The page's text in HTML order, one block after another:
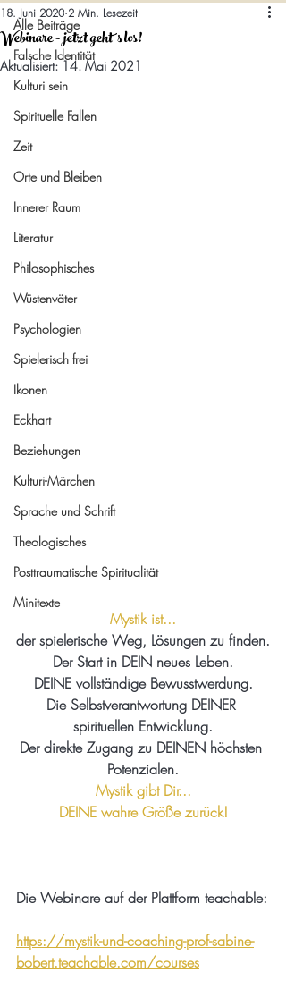
Alle Beiträge
Falsche Identität
Kulturi sein
Spirituelle Fallen
Zeit
Orte und Bleiben
Innerer Raum
Literatur
Philosophisches
Wüstenväter
Psychologien
Spielerisch frei
Ikonen
Eckhart
Beziehungen
Kulturi-Märchen
Sprache und Schrift
Theologisches
Posttraumatische Spiritualität
Minitexte
Webinare - jetzt geht´s los!
18. Juni 2020 2 Min. Lesezeit
Aktualisiert:14. Mai 2021
Mystik ist...
der spielerische Weg, Lösungen zu finden.
Der Start in DEIN neues Leben.
DEINE vollständige Bewusstwerdung.
Die Selbstverantwortung DEINER
spirituellen Entwicklung.
Der direkte Zugang zu DEINEN höchsten
Potenzialen.
Mystik gibt Dir...
DEINE wahre Größe zurück!
Die Webinare auf der Plattform teachable:
https://mystik-und-coaching-prof-sabine-
bobert.teachable.com/courses